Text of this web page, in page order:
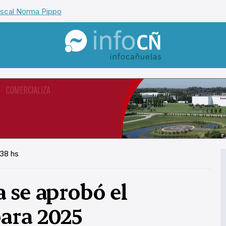
Norma Pippo
InfoCañuelas
hs
aprobó el
2025